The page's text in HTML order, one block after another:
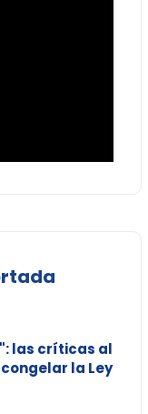
las críticas al
la Ley